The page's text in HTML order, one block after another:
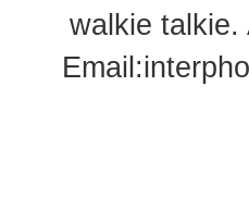
walkie talkie.
Email: